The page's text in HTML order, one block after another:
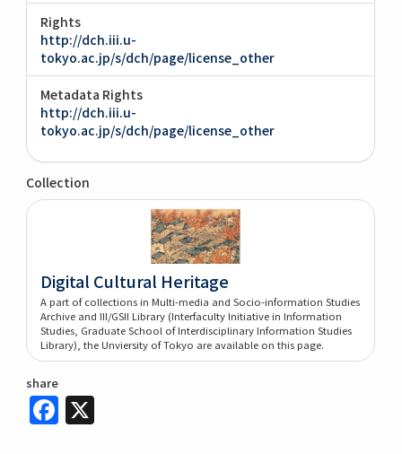
Rights
http://dch.iii.u-
tokyo.ac.jp/s/dch/page/license_other
Metadata Rights
http://dch.iii.u-
tokyo.ac.jp/s/dch/page/license_other
Collection
Digital Cultural Heritage
A part of collections in Multi-media and Socio-information Studies
Archive and III/GSII Library (Interfaculty Initiative in Information
Studies, Graduate School of Interdisciplinary Information Studies
Library), the Unviersity of Tokyo are available on this page.
share
Facebook